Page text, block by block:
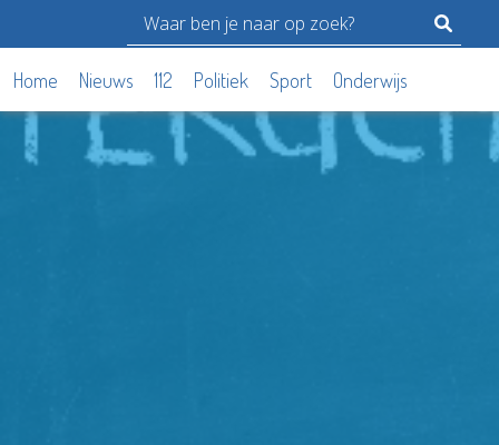
Home Nieuws 112 Politiek Sport Onderwijs